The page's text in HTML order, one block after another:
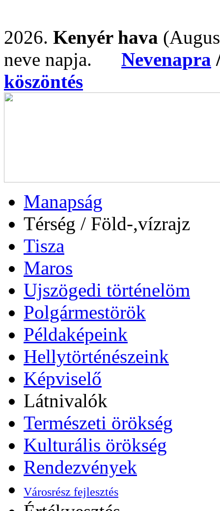
2026. Kenyér hava
neve napja. Nevenapra
köszöntés
Manapság
Térség / Föld-,vízrajz
Tisza
Maros
Ujszögedi történelöm
Polgármestörök
Példaképeink
Hellytörténészeink
Képviselő
Látnivalók
Természeti örökség
Kulturális örökség
Rendezvények
Városrész fejlesztés